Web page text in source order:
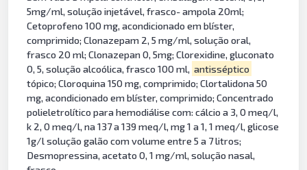
5mg/ml, solução injetável, frasco- ampola 20ml;
Cetoprofeno 100 mg, acondicionado em blíster,
comprimido; Clonazepam 2, 5 mg/ml, solução oral,
frasco 20 ml; Clonazepan 0, 5mg; Clorexidine, gluconato
0, 5, solução alcoólica, frasco 100 ml, antisséptico
tópico; Cloroquina 150 mg, comprimido; Clortalidona 50
mg, acondicionado em blíster, comprimido; Concentrado
polieletrolítico para hemodiálise com: cálcio a 3, 0 meq/l,
k 2, 0 meq/l, na 137 a 139 meq/l, mg 1 a 1, 1 meq/l, glicose
1g/l solução galão com volume entre 5 a 7 litros;
Desmopressina, acetato 0, 1 mg/ml, solução nasal,